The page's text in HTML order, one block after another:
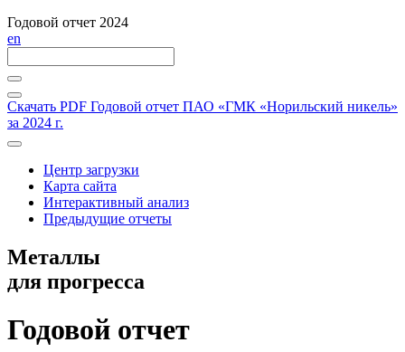
Годовой отчет 2024
en
Скачать PDF Годовой отчет ПАО «ГМК «Норильский никель»
за 2024 г.
Центр загрузки
Карта сайта
Интерактивный анализ
Предыдущие отчеты
Металлы
для прогресса
Годовой отчет